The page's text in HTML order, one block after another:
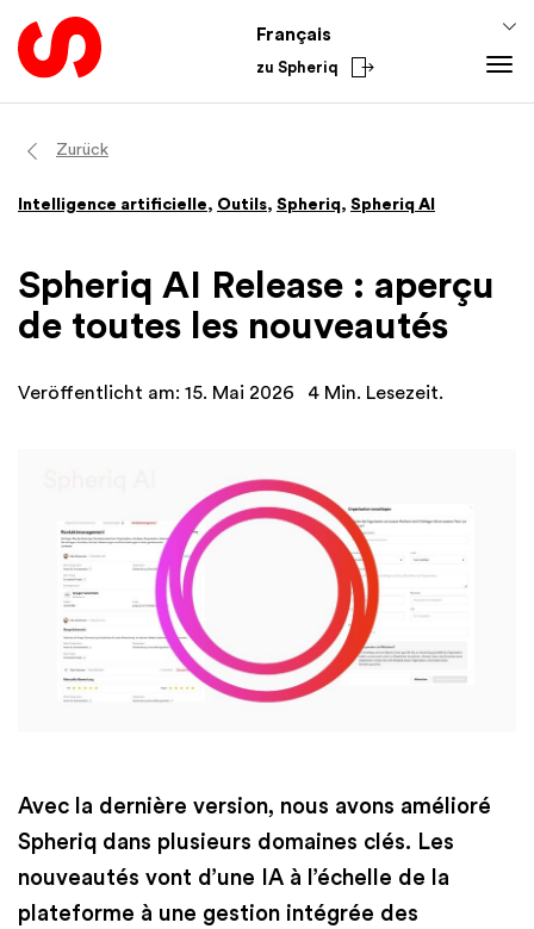
Français
zu Spheriq
Répertoire
Recherche
Outils de collecte de fonds
Conseils pour la collecte de fonds
Connaissances de promotion
Finances
Academy
National
International
Zurück
Intelligence artificielle, Outils, Spheriq, Spheriq AI
Spheriq AI Release : aperçu
de toutes les nouveautés
Veröffentlicht am: 15. Mai 2026 4 Min. Lesezeit.
Avec la dernière version, nous avons amélioré
Spheriq dans plusieurs domaines clés. Les
nouveautés vont d’une IA à l’échelle de la
plateforme à une gestion intégrée des